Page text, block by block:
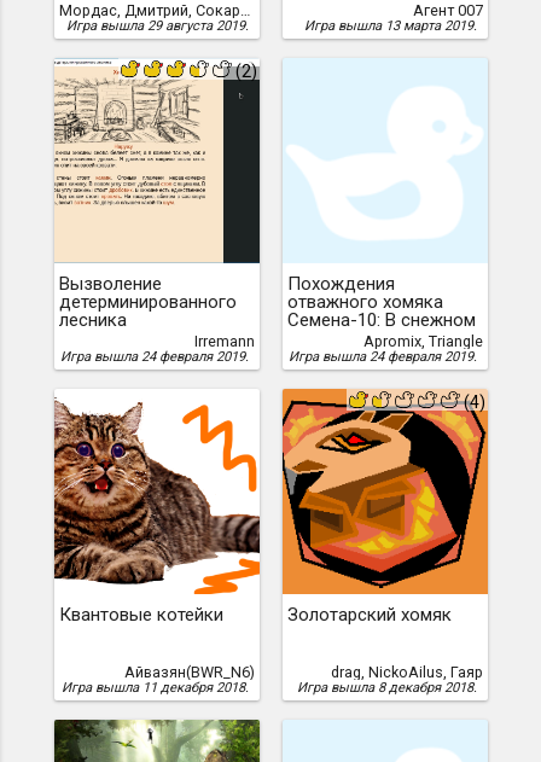
Мордас, Дмитрий, Сокарев, Евгений, Кабир, Максим, Дмитрия Мордаса, Евгений Сокарев, Максим Кабир
Игра вышла 29 августа 2019.
Агент 007
Игра вышла 13 марта 2019.
(2)
Вызволение
детерминированного
лесника
Irremann
Игра вышла 24 февраля 2019.
Похождения
отважного хомяка
Семена-10: В снежном
Apromix, Triangle
Игра вышла 24 февраля 2019.
Квантовые котейки
Айвазян(BWR_N6)
Игра вышла 11 декабря 2018.
(4)
Золотарский хомяк
drag, NickoAilus, Гаяр
Игра вышла 8 декабря 2018.